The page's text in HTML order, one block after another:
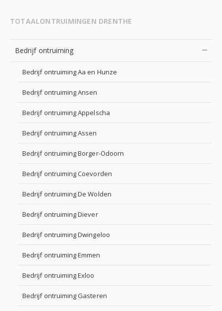
TOTAALONTRUIMINGEN DRENTHE
Bedrijf ontruiming
Bedrijf ontruiming Aa en Hunze
Bedrijf ontruiming Ansen
Bedrijf ontruiming Appelscha
Bedrijf ontruiming Assen
Bedrijf ontruiming Borger-Odoorn
Bedrijf ontruiming Coevorden
Bedrijf ontruiming De Wolden
Bedrijf ontruiming Diever
Bedrijf ontruiming Dwingeloo
Bedrijf ontruiming Emmen
Bedrijf ontruiming Exloo
Bedrijf ontruiming Gasteren